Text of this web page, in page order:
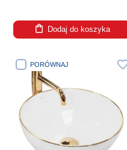
Dodaj do koszyka
PORÓWNAJ